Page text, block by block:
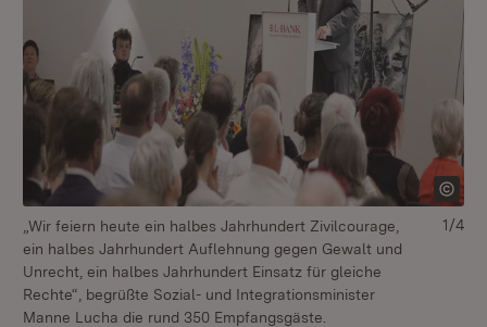
„Wir feiern heute ein halbes Jahrhundert Zivilcourage,
ein halbes Jahrhundert Auflehnung gegen Gewalt und
Unrecht, ein halbes Jahrhundert Einsatz für gleiche
Rechte“, begrüßte Sozial- und Integrationsminister
Manne Lucha die rund 350 Empfangsgäste.
1/4